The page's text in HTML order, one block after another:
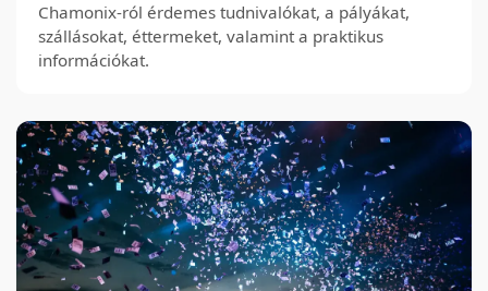
Chamonix-ról érdemes tudnivalókat, a pályákat,
szállásokat, éttermeket, valamint a praktikus
információkat.